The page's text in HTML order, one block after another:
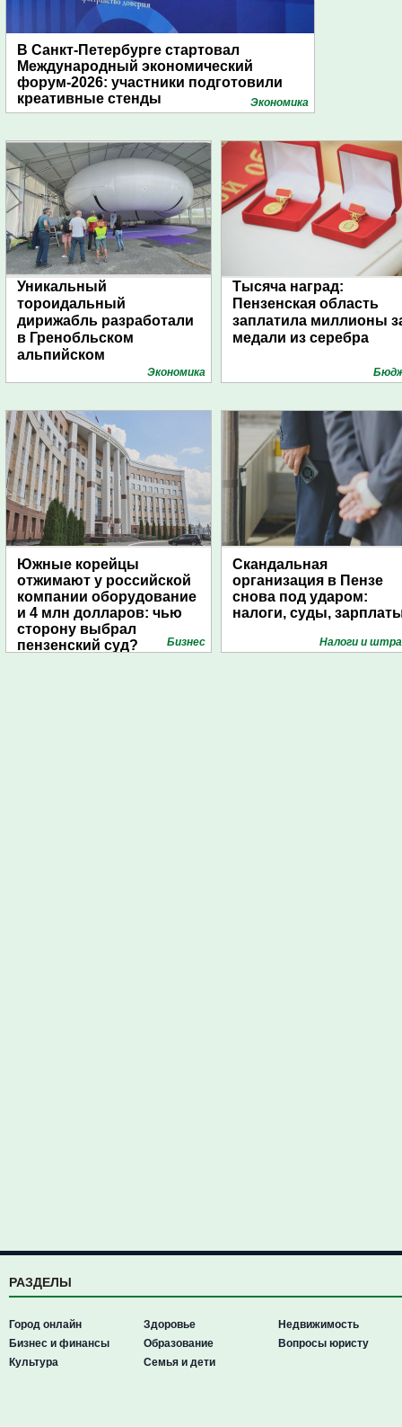
В Санкт-Петербурге стартовал
Международный экономический
форум-2026: участники подготовили
креативные стенды
Экономика
Уникальный
тороидальный
дирижабль разработали
в Гренобльском
альпийском
Экономика
Тысяча наград:
Пензенская область
заплатила миллионы
медали из серебра
Южные корейцы
отжимают у российской
компании оборудование
и 4 млн долларов: чью
сторону выбрал
пензенский суд?
Бизнес
Скандальная
организация в Пензе
снова под ударом:
налоги, суды,
Налоги и
РАЗДЕЛЫ
Город онлайн
Бизнес и финансы
Культура
Здоровье
Образование
Семья и дети
Недвижимость
Вопросы юристу